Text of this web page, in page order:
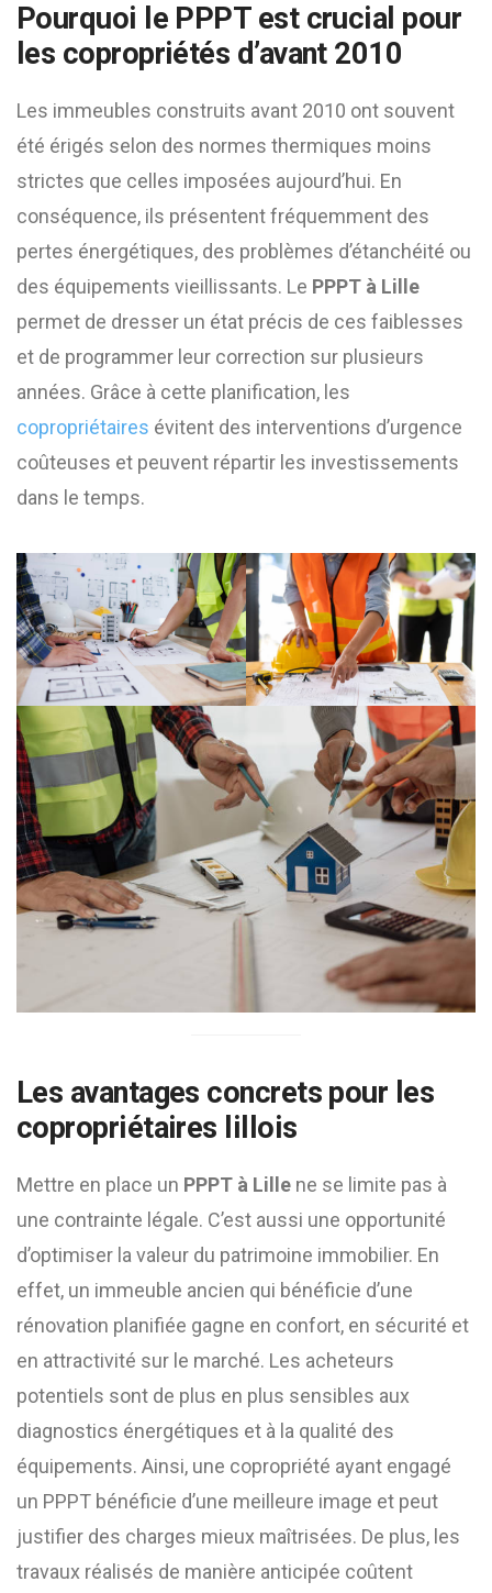
Pourquoi le PPPT est crucial pour
les copropriétés d’avant 2010
Les immeubles construits avant 2010 ont souvent
été érigés selon des normes thermiques moins
strictes que celles imposées aujourd’hui. En
conséquence, ils présentent fréquemment des
pertes énergétiques, des problèmes d’étanchéité ou
des équipements vieillissants. Le PPPT à Lille
permet de dresser un état précis de ces faiblesses
et de programmer leur correction sur plusieurs
années. Grâce à cette planification, les
copropriétaires évitent des interventions d’urgence
coûteuses et peuvent répartir les investissements
dans le temps.
Les avantages concrets pour les
copropriétaires lillois
Mettre en place un PPPT à Lille ne se limite pas à
une contrainte légale. C’est aussi une opportunité
d’optimiser la valeur du patrimoine immobilier. En
effet, un immeuble ancien qui bénéficie d’une
rénovation planifiée gagne en confort, en sécurité et
en attractivité sur le marché. Les acheteurs
potentiels sont de plus en plus sensibles aux
diagnostics énergétiques et à la qualité des
équipements. Ainsi, une copropriété ayant engagé
un PPPT bénéficie d’une meilleure image et peut
justifier des charges mieux maîtrisées. De plus, les
travaux réalisés de manière anticipée coûtent